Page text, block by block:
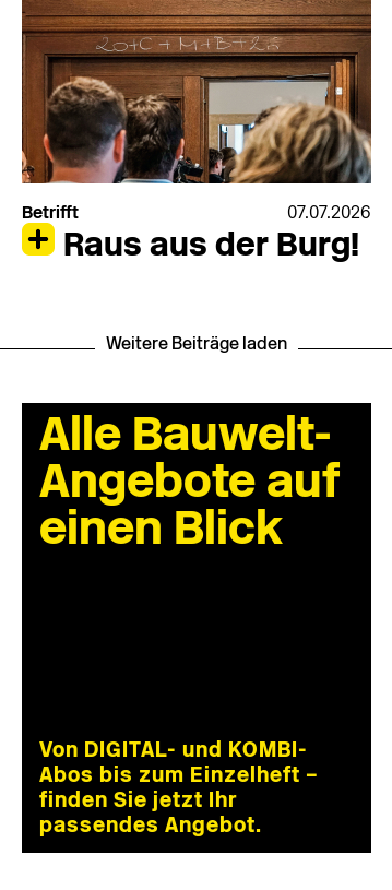
Betrifft 07.07.2026
Raus aus der Burg!
Weitere Beiträge laden
Alle Bauwelt-
Angebote auf
einen Blick
Von DIGITAL- und KOMBI-
Abos bis zum Einzelheft –
finden Sie jetzt Ihr
passendes Angebot.